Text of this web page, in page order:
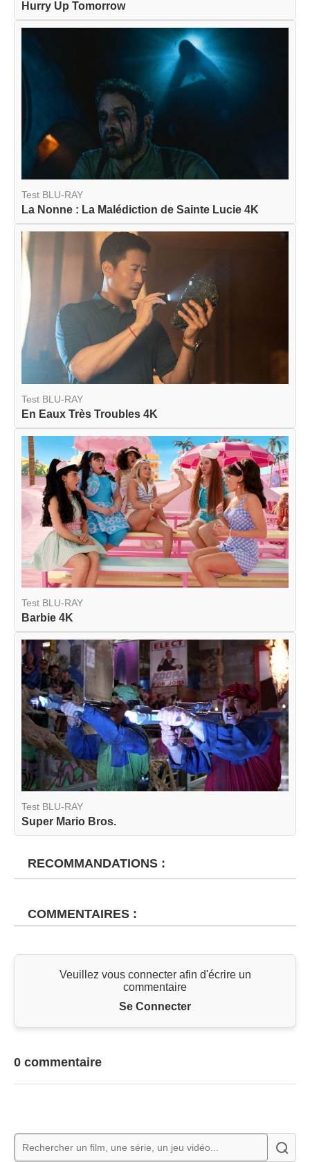
Hurry Up Tomorrow
Test BLU-RAY
La Nonne : La Malédiction de Sainte Lucie 4K
Test BLU-RAY
En Eaux Très Troubles 4K
Test BLU-RAY
Barbie 4K
Test BLU-RAY
Super Mario Bros.
RECOMMANDATIONS :
COMMENTAIRES :
Veuillez vous connecter afin d'écrire un
commentaire
Se Connecter
0 commentaire